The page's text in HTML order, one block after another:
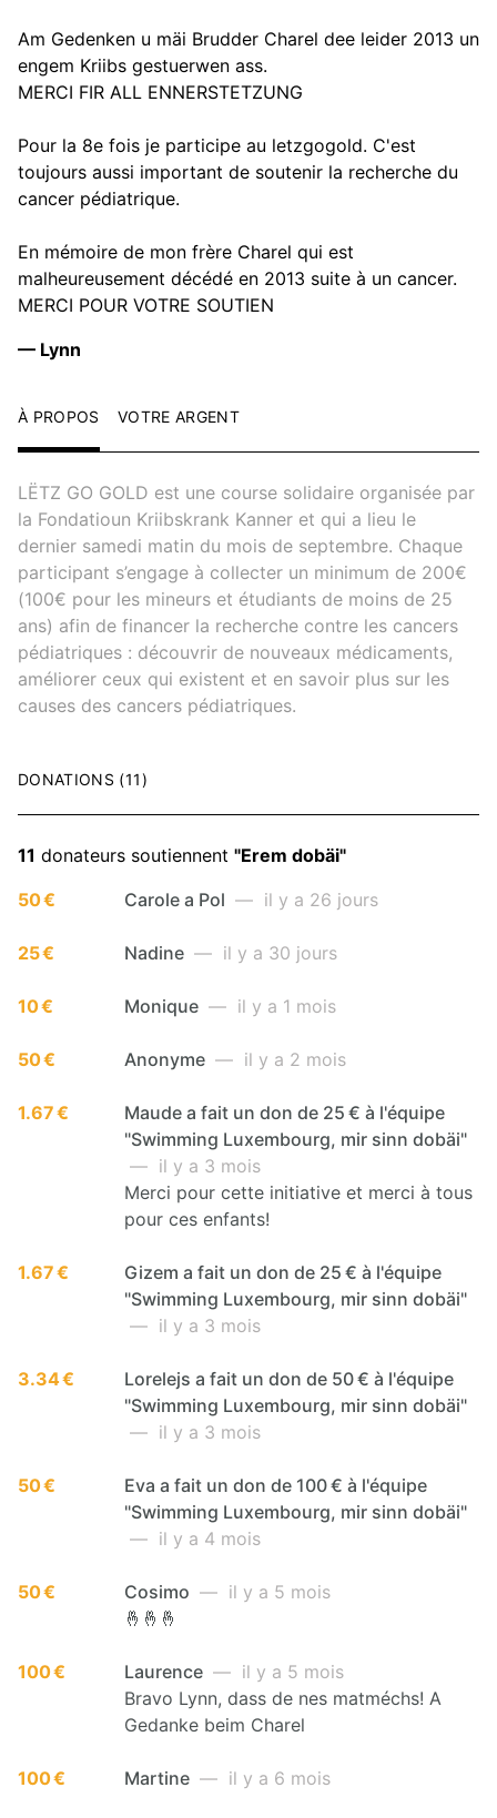
Am Gedenken u mäi Brudder Charel dee leider 2013 un
engem Kriibs gestuerwen ass.
MERCI FIR ALL ENNERSTETZUNG
Pour la 8e fois je participe au letzgogold. C'est
toujours aussi important de soutenir la recherche du
cancer pédiatrique.
En mémoire de mon frère Charel qui est
malheureusement décédé en 2013 suite à un cancer.
MERCI POUR VOTRE SOUTIEN
— Lynn
À PROPOS VOTRE ARGENT
LËTZ GO GOLD est une course solidaire organisée par
la Fondatioun Kriibskrank Kanner et qui a lieu le
dernier samedi matin du mois de septembre. Chaque
participant s’engage à collecter un minimum de 200€
(100€ pour les mineurs et étudiants de moins de 25
ans) afin de financer la recherche contre les cancers
pédiatriques : découvrir de nouveaux médicaments,
améliorer ceux qui existent et en savoir plus sur les
causes des cancers pédiatriques.
DONATIONS (11)
11 donateurs soutiennent "Erem dobäi"
50 €
Carole a Pol — il y a 26 jours
25 € Nadine — il y a 30 jours
10 € Monique — il y a 1 mois
50 € Anonyme — il y a 2 mois
1.67 €
Maude a fait un don de 25 € à l'équipe
"Swimming Luxembourg, mir sinn dobäi"
— il y a 3 mois
Merci pour cette initiative et merci à tous
pour ces enfants!
1.67 €
Gizem a fait un don de 25 € à l'équipe
"Swimming Luxembourg, mir sinn dobäi"
— il y a 3 mois
3.34 €
Lorelejs a fait un don de 50 € à l'équipe
"Swimming Luxembourg, mir sinn dobäi"
— il y a 3 mois
50 €
Eva a fait un don de 100 € à l'équipe
"Swimming Luxembourg, mir sinn dobäi"
— il y a 4 mois
50 € Cosimo — il y a 5 mois
🤞🤞🤞
100 € Laurence — il y a 5 mois
Bravo Lynn, dass de nes matméchs! A
Gedanke beim Charel
100 € Martine — il y a 6 mois